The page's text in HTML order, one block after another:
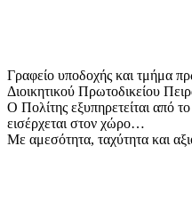
Γραφείο υποδοχής και τμήμα
Διοικητικού Πρωτοδικείου
Ο Πολίτης εξυπηρετείται από
εισέρχεται στον χώρο…
Με αμεσότητα, ταχύτητα και